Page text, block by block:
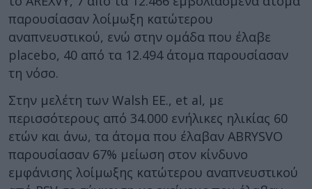
παρουσίασαν λοίμωξη κατώτερου
αναπνευστικού, ενώ στην ομάδα που έλαβε
placebo, 40 από τα 12.494 άτομα παρουσίασαν
τη νόσο.
Στην μελέτη των Walsh EE., et al, με
περισσότερους από 34.000 ενήλικες ηλικίας 60
ετών και άνω, τα άτομα που έλαβαν ABRYSVO
παρουσίασαν 67% μείωση στον κίνδυνο
εμφάνισης λοίμωξης κατώτερου αναπνευστικού